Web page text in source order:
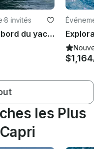
·8 invités
Croisière côtière chic à bord du yacht à moteur Salpa 35 !
Nouveau
$1,164/
les Plus